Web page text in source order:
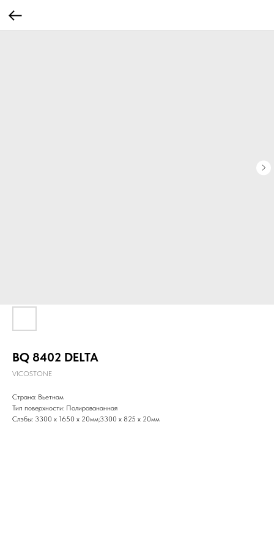
BQ 8402 DELTA
VICOSTONE
Страна: Вьетнам
Тип поверхности: Полировананная
Слэбы: 3300 x 1650 х 20мм;3300 x 825 х 20мм